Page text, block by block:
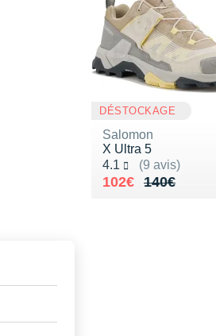
DÉSTOCKAGE
Salomon
X Ultra 5
4.1
(9 avis)
Noté 4.1 sur 5
140€
Au lieu de 140€
102€
Vendu 102€